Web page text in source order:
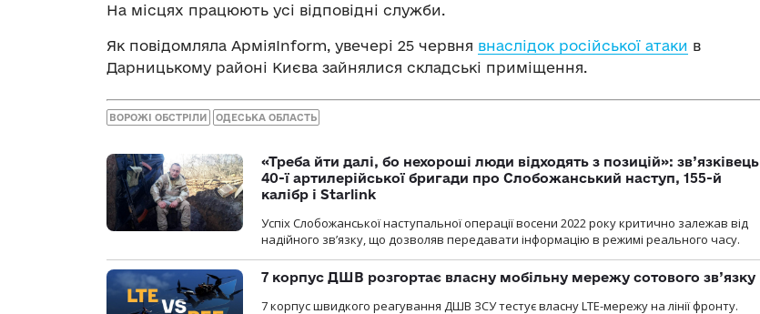
На місцях працюють усі відповідні служби.
Як повідомляла АрміяInform, увечері 25 червня внаслідок російської атаки в
Дарницькому районі Києва зайнялися складські приміщення.
ВОРОЖІ ОБСТРІЛИ ОДЕСЬКА ОБЛАСТЬ
«Треба йти далі, бо нехороші люди відходять з позицій»: зв’язківець
40-ї артилерійської бригади про Слобожанський наступ, 155-й
калібр і Starlink
Успіх Слобожанської наступальної операції восени 2022 року критично залежав від
надійного зв’язку, що дозволяв передавати інформацію в режимі реального часу.
7 корпус ДШВ розгортає власну мобільну мережу сотового зв’язку
7 корпус швидкого реагування ДШВ ЗСУ тестує власну LTE-мережу на лінії фронту.